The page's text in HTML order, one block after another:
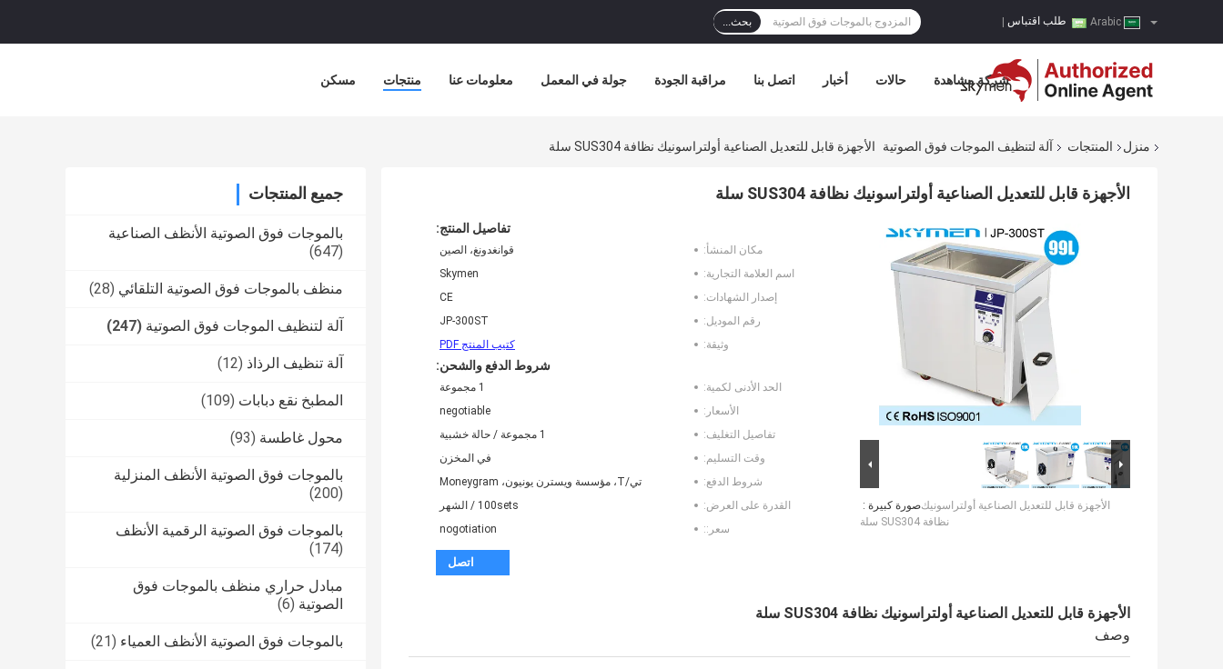
طلب اقتباس بحث...
مسكن منتجات معلومات عنا جولة في المعمل مراقبة الجودة اتصل بنا أخبار حالات شركة مشاهدة
منزل المنتجات آلة لتنظيف الموجات فوق الصوتية الأجهزة قابل للتعديل الصناعية أولتراسونيك نظافة SUS304 سلة
جميع المنتجات
بالموجات فوق الصوتية الأنظف الصناعية
(647)
منظف ​​بالموجات فوق الصوتية التلقائي (28)
آلة لتنظيف الموجات فوق الصوتية (247)
آلة تنظيف الرذاذ (12)
المطبخ نقع دبابات (109)
محول غاطسة (93)
بالموجات فوق الصوتية الأنظف المنزلية
(200)
بالموجات فوق الصوتية الرقمية الأنظف
(174)
مبادل حراري منظف بالموجات فوق
الصوتية (6)
بالموجات فوق الصوتية الأنظف العمياء (21)
الأجهزة قابل للتعديل الصناعية أولتراسونيك نظافة SUS304 سلة
صورة كبيرة :الأجهزة قابل للتعديل الصناعية أولتراسونيك
نظافة SUS304 سلة
تفاصيل المنتج:
مكان المنشأ:
قوانغدونغ، الصين
اسم العلامة التجارية:
Skymen
إصدار الشهادات:
CE
رقم الموديل:
JP-300ST
وثيقة:
كتيب المنتج PDF
شروط الدفع والشحن:
الحد الأدنى لكمية:
1 مجموعة
الأسعار:
negotiable
تفاصيل التغليف:
1 مجموعة / حالة خشبية
وقت التسليم:
في المخزن
شروط الدفع:
تي/T، مؤسسة ويسترن يونيون، Moneygram
القدرة على العرض:
100sets / الشهر
سعر::
nogotiation
اتصل
الأجهزة قابل للتعديل الصناعية أولتراسونيك نظافة SUS304 سلة
وصف